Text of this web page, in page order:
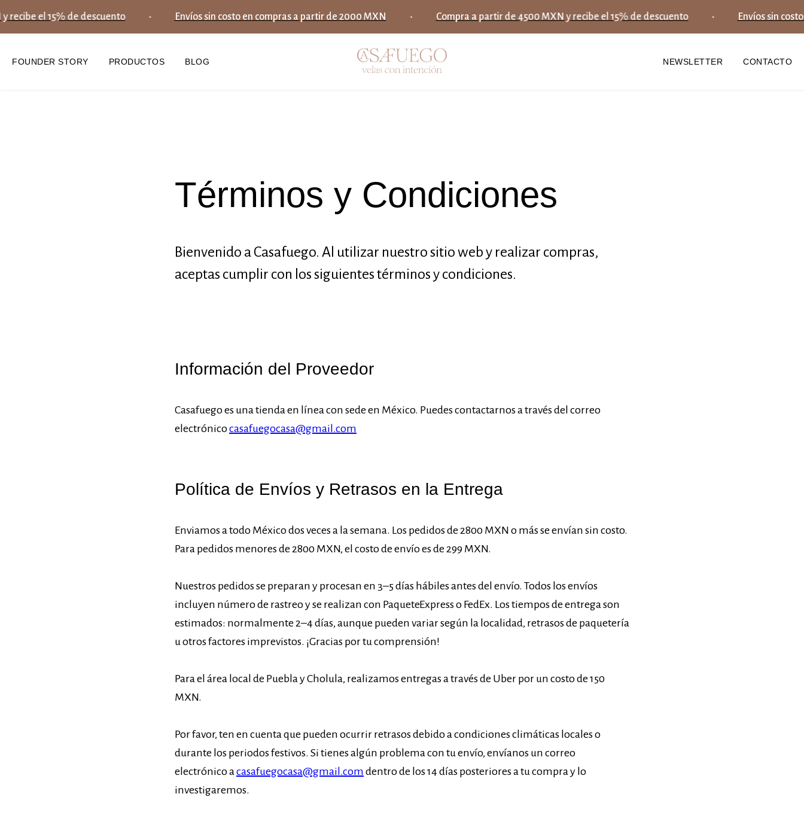
el 15% de descuento Envíos sin costo en compras a partir de 2000 MXN Compra a partir de 4500 MXN y recibe el 15% de descuento Envíos sin costo
FOUNDER STORY PRODUCTOS BLOG NEWSLETTER CONTACTO
Términos y Condiciones
Bienvenido a Casafuego. Al utilizar nuestro sitio web y realizar compras,
aceptas cumplir con los siguientes términos y condiciones.
Información del Proveedor
Casafuego es una tienda en línea con sede en México. Puedes contactarnos a través del correo
electrónicocasafuegocasa@gmail.com
Política de Envíos y Retrasos en la Entrega
Enviamos a todo México dos veces a la semana. Los pedidos de 2800 MXN o más se envían sin costo.
Para pedidos menores de 2800 MXN, el costo de envío es de 299 MXN.
Nuestros pedidos se preparan y procesan en 3–5 días hábiles antes del envío. Todos los envíos
incluyen número de rastreo y se realizan con PaqueteExpress o FedEx. Los tiempos de entrega son
estimados: normalmente 2–4 días, aunque pueden variar según la localidad, retrasos de paquetería
u otros factores imprevistos. ¡Gracias por tu comprensión!
Para el área local de Puebla y Cholula, realizamos entregas a través de Uber por un costo de 150
MXN.
Por favor, ten en cuenta que pueden ocurrir retrasos debido a condiciones climáticas locales o
durante los periodos festivos. Si tienes algún problema con tu envío, envíanos un correo
electrónico acasafuegocasa@gmail.com dentro de los 14 días posteriores a tu compra y lo
investigaremos.